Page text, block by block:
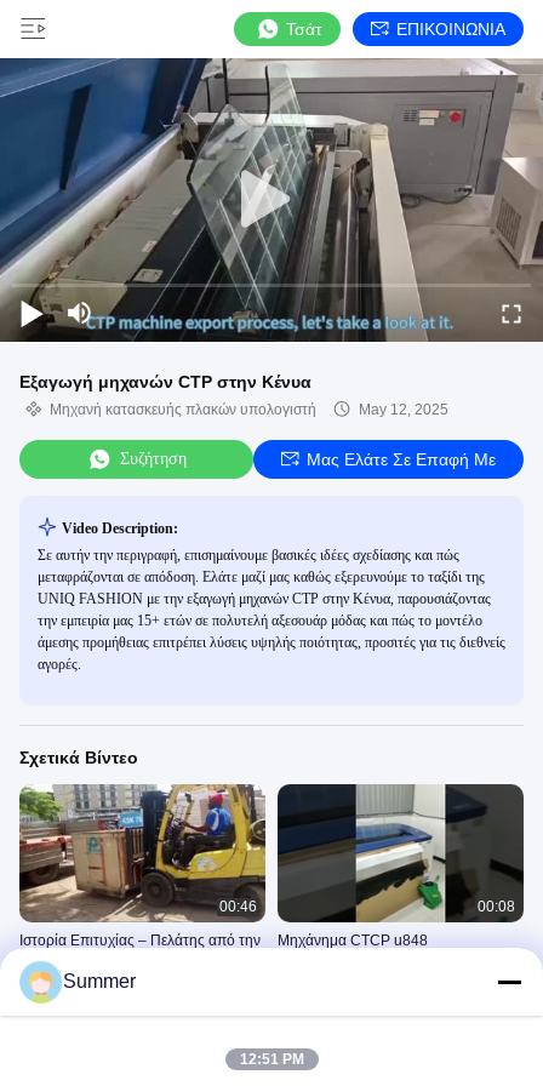
Τσάτ ΕΠΙΚΟΙΝΩΝΙΑ
Εξαγωγή μηχανών CTP στην Κένυα
Μηχανή κατασκευής πλακών υπολογιστή May 12, 2025
Συζήτηση Μας Ελάτε Σε Επαφή Με
Video Description:
Σε αυτήν την περιγραφή, επισημαίνουμε βασικές ιδέες σχεδίασης και πώς
μεταφράζονται σε απόδοση. Ελάτε μαζί μας καθώς εξερευνούμε το ταξίδι της
UNIQ FASHION με την εξαγωγή μηχανών CTP στην Κένυα, παρουσιάζοντας
την εμπειρία μας 15+ ετών σε πολυτελή αξεσουάρ μόδας και πώς το μοντέλο
άμεσης προμήθειας επιτρέπει λύσεις υψηλής ποιότητας, προσιτές για τις διεθνείς
αγορές.
Σχετικά Βίντεο
00:46
Ιστορία Επιτυχίας – Πελάτης από την
Κένυα Εμπιστεύτηκε τη Λύση CTP
μας!Μηχανή Κατασκευής Πλακών
Υπολογιστή
00:08
Μηχάνημα CTCP u848
Summer
12:51 PM